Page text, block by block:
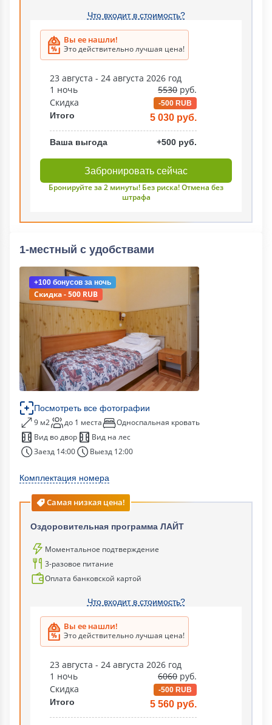
Что входит в стоимость?
Вы ее нашли!
Это действительно лучшая цена!
23 августа - 24 августа 2026 год
1 ночь
5530 руб.
Скидка
-500 RUB
Итого 5 030 руб.
Ваша выгода +500 руб.
Забронировать сейчас
Бронируйте за 2 минуты! Без риска! Отмена без
штрафа
1-местный с удобствами
+100 бонусов за ночь
Скидка - 500 RUB
Посмотреть все фотографии
9 м2 до 1 места
Односпальная кровать
Вид во двор
Вид на лес
Заезд 14:00
Выезд 12:00
Комплектация номера
Самая низкая цена!
Оздоровительная программа ЛАЙТ
Моментальное подтверждение
3-разовое питание
Оплата банковской картой
Что входит в стоимость?
Вы ее нашли!
Это действительно лучшая цена!
23 августа - 24 августа 2026 год
1 ночь
6060 руб.
Скидка
-500 RUB
Итого 5 560 руб.